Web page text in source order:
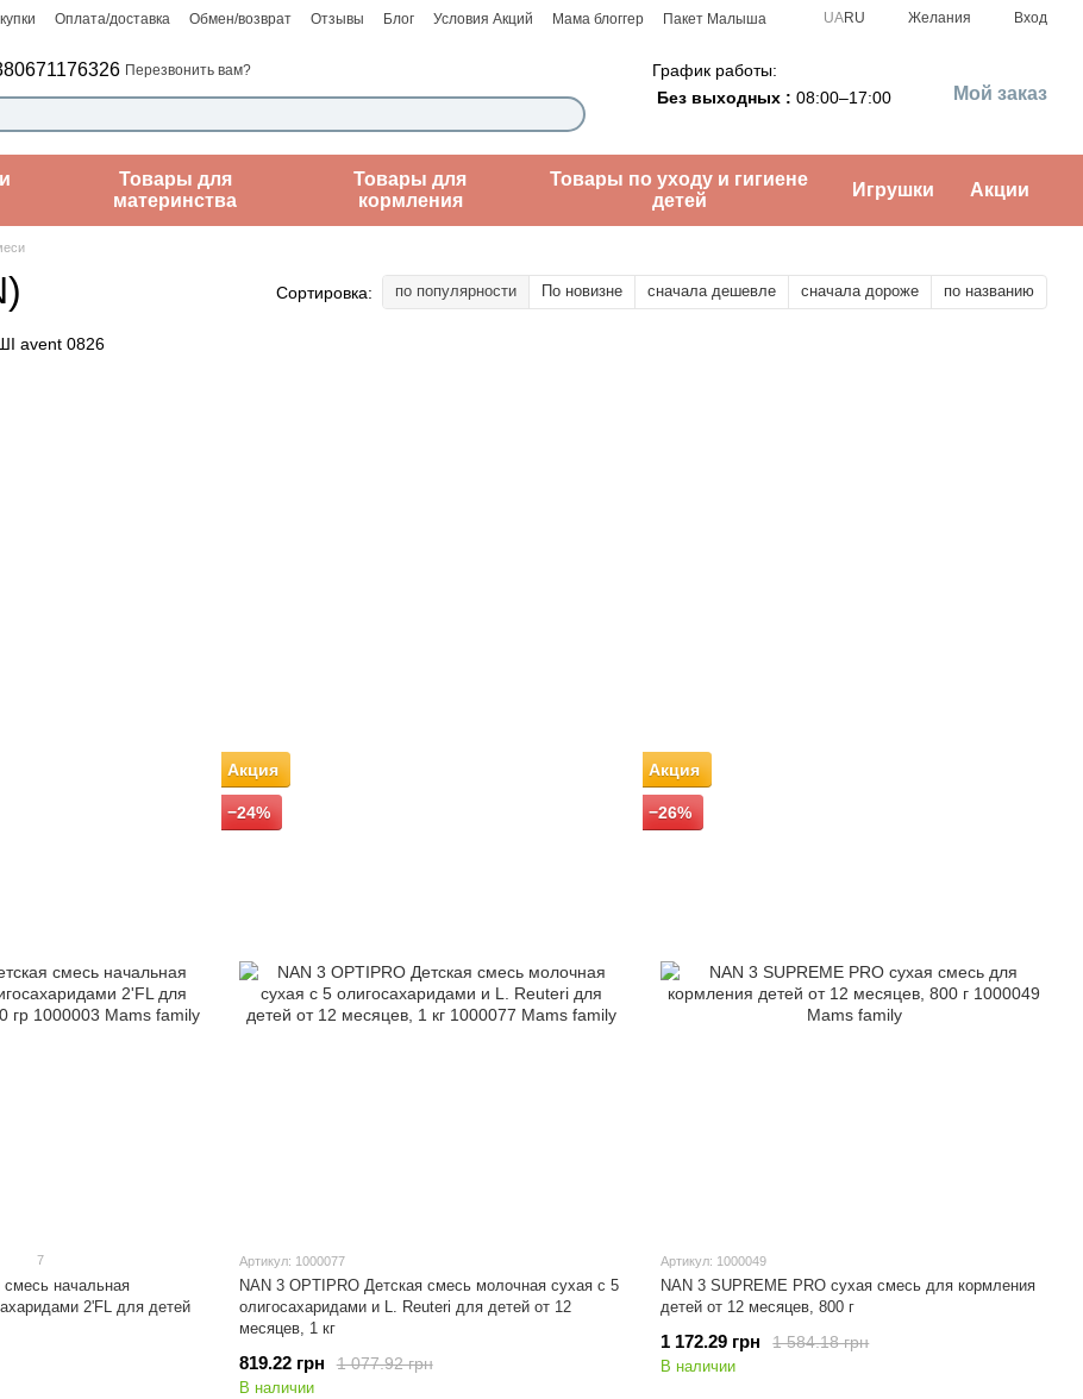
Оплата/доставка Обмен/возврат Отзывы Блог Условия Акций Мама блоггер
Пакет Малыша
UARU Желания Вход
Перезвонить вам?
График работы:
Без выходных : 08:00–17:00 Мой заказ
Товары для
материнства
Товары для
кормления
Товары по уходу и гигиене
детей
Игрушки Акции
Сортировка: по популярности По новизне сначала дешевле сначала дороже по названию
7
смесь начальная
2'FL для детей
Акция
−24%
Артикул: 1000077
NAN 3 OPTIPRO Детская смесь молочная сухая с 5
олигосахаридами и L. Reuteri для детей от 12
месяцев, 1 кг
1 077.92 грн
819.22 грн
В наличии
Акция
−26%
Артикул: 1000049
NAN 3 SUPREME PRO cухая смесь для кормления
детей от 12 месяцев, 800 г
1 584.18 грн
1 172.29 грн
В наличии